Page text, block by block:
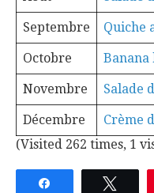
Septembre Quiche
Octobre Banana
Novembre Salade
Décembre
Crème
(Visited 262 times, 1